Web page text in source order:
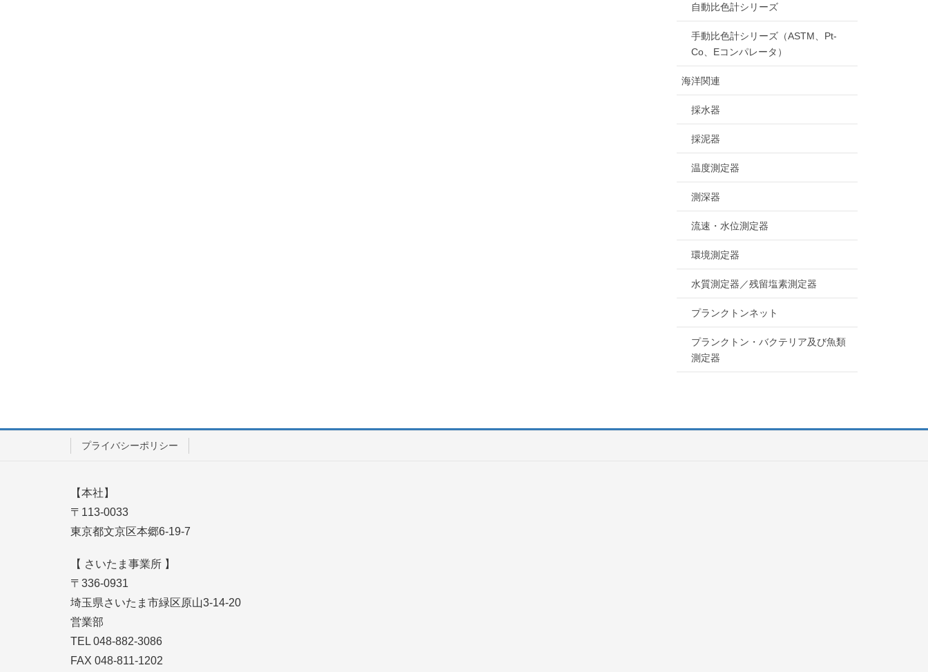
自動比色計シリーズ
手動比色計シリーズ（ASTM、Pt-
Co、Eコンパレータ）
海洋関連
採水器
採泥器
温度測定器
測深器
流速・水位測定器
環境測定器
水質測定器／残留塩素測定器
プランクトンネット
プランクトン・バクテリア及び魚類
測定器
プライバシーポリシー
【本社】
〒113-0033
東京都文京区本郷6-19-7
【 さいたま事業所 】
〒336-0931
埼玉県さいたま市緑区原山3-14-20
営業部
TEL 048-882-3086
FAX 048-811-1202